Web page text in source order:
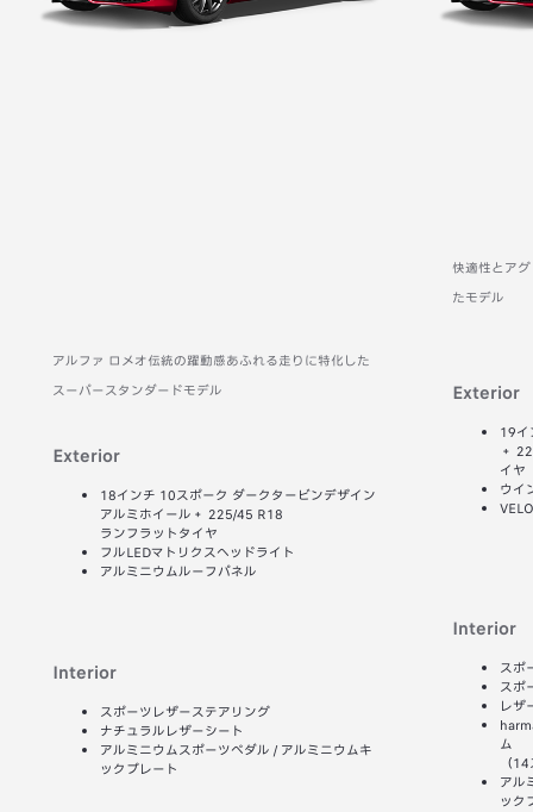
アルファ ロメオ伝統の躍動感あふれる走りに特化した
スーパースタンダードモデル
Exterior
18インチ 10スポーク ダークタービンデザイン
アルミホイール＋ 225/45 R18
ランフラットタイヤ
フルLEDマトリクスヘッドライト
アルミニウムルーフパネル
Interior
スポーツレザーステアリング
ナチュラルレザーシート
アルミニウムスポーツペダル / アルミニウムキ
ックプレート
快適性とア
たモデル
Exterior
19イ
＋
イヤ
ウイ
Interior
スポ
スポ
レザ
ム
（
アル
ック